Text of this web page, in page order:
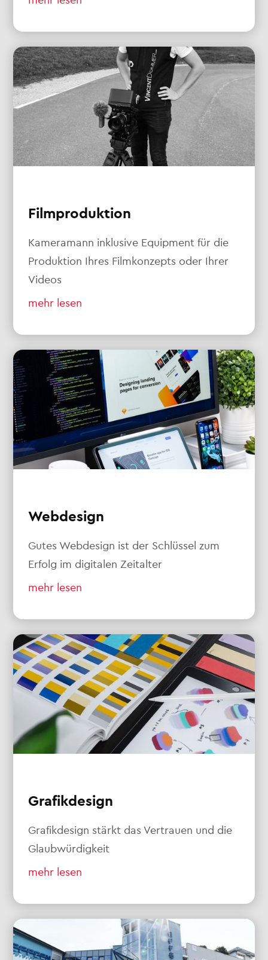
Filmproduktion
Kameramann inklusive Equipment für die
Produktion Ihres Filmkonzepts oder Ihrer
Videos
mehr lesen
Webdesign
Gutes Webdesign ist der Schlüssel zum
Erfolg im digitalen Zeitalter
mehr lesen
Grafikdesign
Grafikdesign stärkt das Vertrauen und die
Glaubwürdigkeit
mehr lesen